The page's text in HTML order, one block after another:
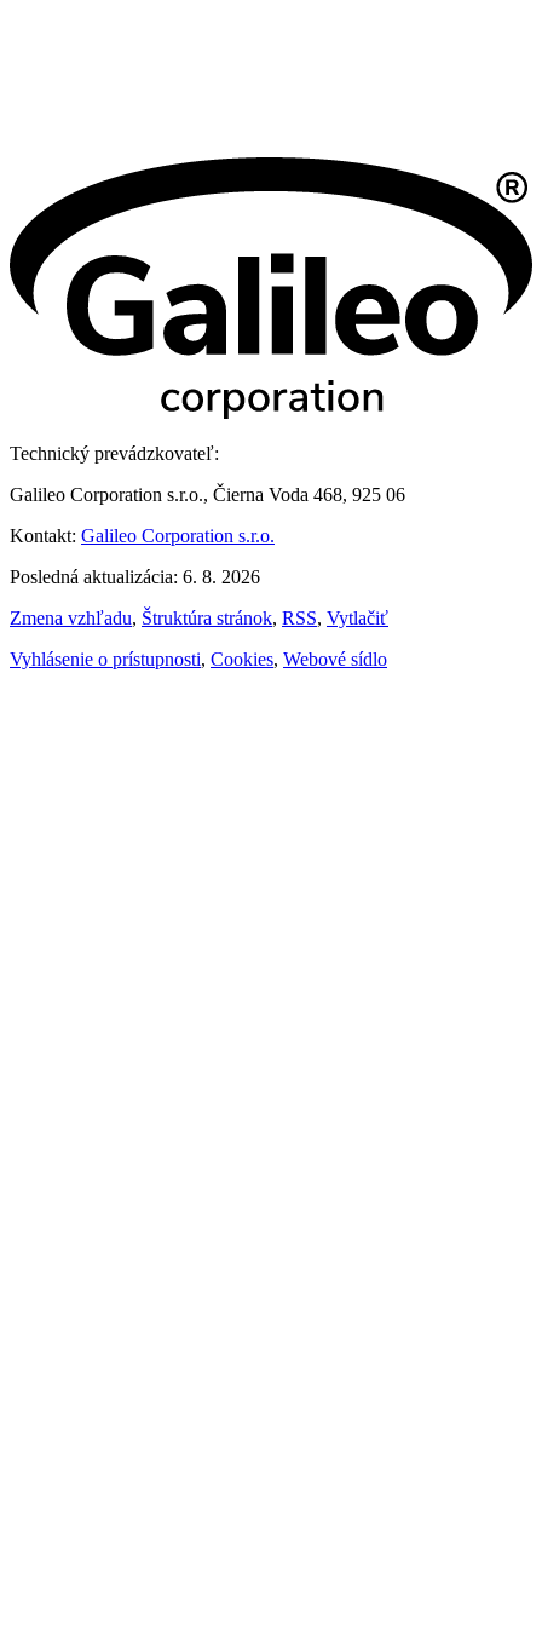
Technický prevádzkovateľ:
Galileo Corporation s.r.o., Čierna Voda 468, 925 06
Kontakt: Galileo Corporation s.r.o.
Posledná aktualizácia: 6. 8. 2026
Zmena vzhľadu, Štruktúra stránok, RSS, Vytlačiť
Vyhlásenie o prístupnosti, Cookies, Webové sídlo